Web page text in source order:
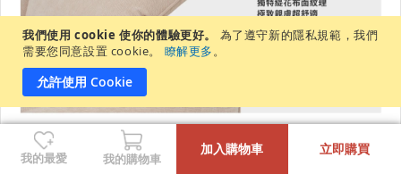
我們使用 cookie 使你的體驗更好。
為了遵守新的隱私規範，我們
需要您同意設置 cookie。
瞭解更多。
允許使用 Cookie
我的最愛 我的購物車
加入購物車 立即購買
+
-